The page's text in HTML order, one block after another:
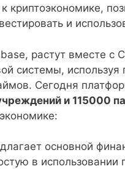
криптоэкономике,
и
растут вместе с
системы, используя
Сегодня
и 115000
основной
в использовании